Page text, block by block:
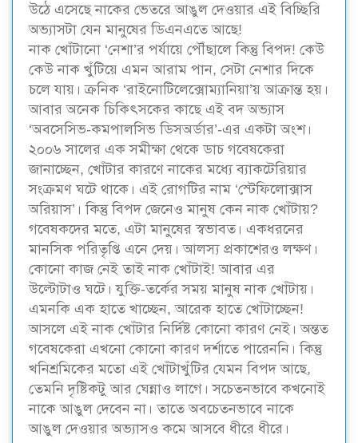
উঠে এসেছে নাকের ভেতরে আঙুল দেওয়ার এই বিচ্ছিরি
অভ্যাসটা যেন মানুষের ডিএনএতে আছে!
নাক খোঁটানো ‘নেশা’র পর্যায়ে পৌঁছালে কিন্তু বিপদ! কেউ
কেউ নাক খুঁটিয়ে এমন আরাম পান, সেটা নেশার দিকে
চলে যায়। ক্রনিক ‘রাইনোটিলেক্সোম্যানিয়া’য় আক্রান্ত হয়।
আবার অনেক চিকিৎসকের কাছে এই বদ অভ্যাস
‘অবসেসিভ-কমপালসিভ ডিসঅর্ডার’-এর একটা অংশ।
২০০৬ সালের এক সমীক্ষা থেকে ডাচ গবেষকেরা
জানাচ্ছেন, খোঁটার কারণে নাকের মধ্যে ব্যাকটেরিয়ার
সংক্রমণ ঘটে থাকে। এই রোগটির নাম ‘স্টেফিলোক্সাস
অরিয়াস’। কিন্তু বিপদ জেনেও মানুষ কেন নাক খোঁটায়?
গবেষকদের মতে, এটা মানুষের স্বভাবত। একধরনের
মানসিক পরিতৃপ্তি এনে দেয়। আলস্য প্রকাশেরও লক্ষণ।
কোনো কাজ নেই তাই নাক খোঁটাই! আবার এর
উল্টোটাও ঘটে। যুক্তি-তর্কের সময় মানুষ নাক খোঁটায়।
এমনকি এক হাতে খাচ্ছেন, আরেক হাতে খোঁটাচ্ছেন!
আসলে এই নাক খোঁটার নির্দিষ্ট কোনো কারণ নেই। অন্তত
গবেষকেরা এখনো কোনো কারণ দর্শাতে পারেননি। কিন্তু
খনিশ্রমিকের মতো এই খোঁটাখুঁটির যেমন বিপদ আছে,
তেমনি দৃষ্টিকটু আর ঘেন্নাও লাগে। সচেতনভাবে কখনোই
নাকে আঙুল দেবেন না। তাতে অবচেতনভাবে নাকে
আঙুল দেওয়ার অভ্যাসও কমে আসবে ধীরে ধীরে।